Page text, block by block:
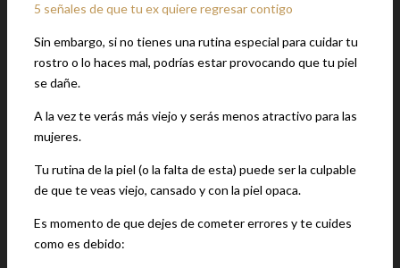
5 señales de que tu ex quiere regresar contigo
Sin embargo, si no tienes una rutina especial para cuidar tu
rostro o lo haces mal, podrías estar provocando que tu piel
se dañe.
A la vez te verás más viejo y serás menos atractivo para las
mujeres.
Tu rutina de la piel (o la falta de esta) puede ser la culpable
de que te veas viejo, cansado y con la piel opaca.
Es momento de que dejes de cometer errores y te cuides
como es debido: